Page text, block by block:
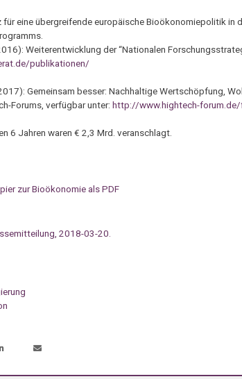
eine übergreifende europäische Bioökonomiepolitik in
Weiterentwicklung der “Nationalen
publikationen/
Gemeinsam besser: Nachhaltige Wertschöpfung,
Forums, verfügbar unter: http://www.hightech-
6 Jahren waren € 2,3 Mrd. veranschlagt.
zur Bioökonomie als PDF
2018-03-20.